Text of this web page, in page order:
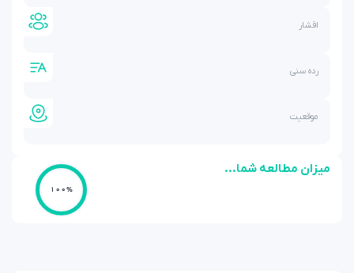
اقشار
رده سنی
موقعیت
میزان مطالعه شما...
100%